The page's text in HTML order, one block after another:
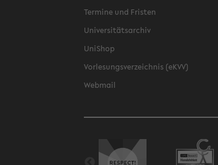
Termine und Fristen
Universitätsarchiv
UniShop
Vorlesungsverzeichnis (eKVV)
Webmail